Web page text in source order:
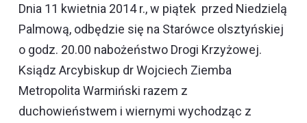
Dnia 11 kwietnia 2014 r., w piątek przed Niedzielą
Palmową, odbędzie się na Starówce olsztyńskiej
o godz. 20.00 nabożeństwo Drogi Krzyżowej.
Ksiądz Arcybiskup dr Wojciech Ziemba
Metropolita Warmiński razem z
duchowieństwem i wiernymi wychodząc z